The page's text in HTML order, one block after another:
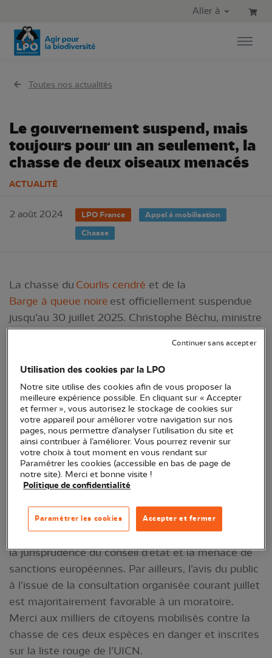
Aller au menu principal
Aller à
Toutes nos actualités
Le gouvernement suspend, mais
toujours pour un an seulement, la
chasse de deux oiseaux menacés
ACTUALITÉ
2 août 2024 LPO France
Appel à mobilisation
Chasse
La chasse du Courlis cendré et de la
Barge à queue noire est officiellement suspendue
jusqu’au 30 juillet 2025. Christophe Béchu, ministre
Courlis cendré - Crédit photo : Jean-Luc Pinaud
Ces espèces sont suspendues à la chasse du fait
la jurisprudence du conseil d’état et la menace de
sanctions européennes. Par ailleurs, l’avis du public
à l’issue de la consultation organisée courant juillet
est majoritairement favorable à un moratoire.
Merci aux milliers de citoyens mobilisés contre la
chasse de ces deux espèces en danger et inscrites
sur la liste rouge de l’UICN.
Utilisation des cookies par la LPO
Notre site utilise des cookies afin de vous proposer la
meilleure expérience possible. En cliquant sur « Accepter
et fermer », vous autorisez le stockage de cookies sur
votre appareil pour améliorer votre navigation sur nos
pages, nous permettre d’analyser l’utilisation du site et
ainsi contribuer à l’améliorer. Vous pourrez revenir sur
votre choix à tout moment en vous rendant sur
Paramétrer les cookies (accessible en bas de page de
notre site). Merci et bonne visite !
Politique de confidentialité
Accepter et fermer
Paramétrer les cookies
Continuer sans accepter